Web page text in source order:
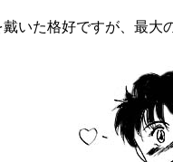
た格好ですが、最大